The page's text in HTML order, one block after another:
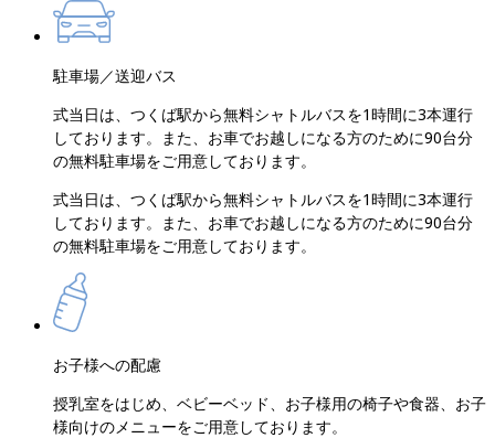
駐車場／送迎バス
式当日は、つくば駅から無料シャトルバスを1時間に3本運行
しております。また、お車でお越しになる方のために90台分
の無料駐車場をご用意しております。
式当日は、つくば駅から無料シャトルバスを1時間に3本運行
しております。また、お車でお越しになる方のために90台分
の無料駐車場をご用意しております。
お子様への配慮
授乳室をはじめ、ベビーベッド、お子様用の椅子や食器、お子
様向けのメニューをご用意しております。